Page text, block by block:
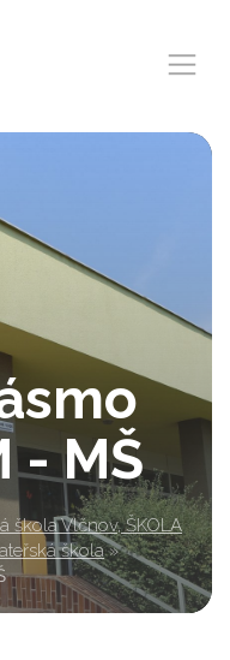
- MŠ
škola Vlčnov, ŠKOLA
škola »